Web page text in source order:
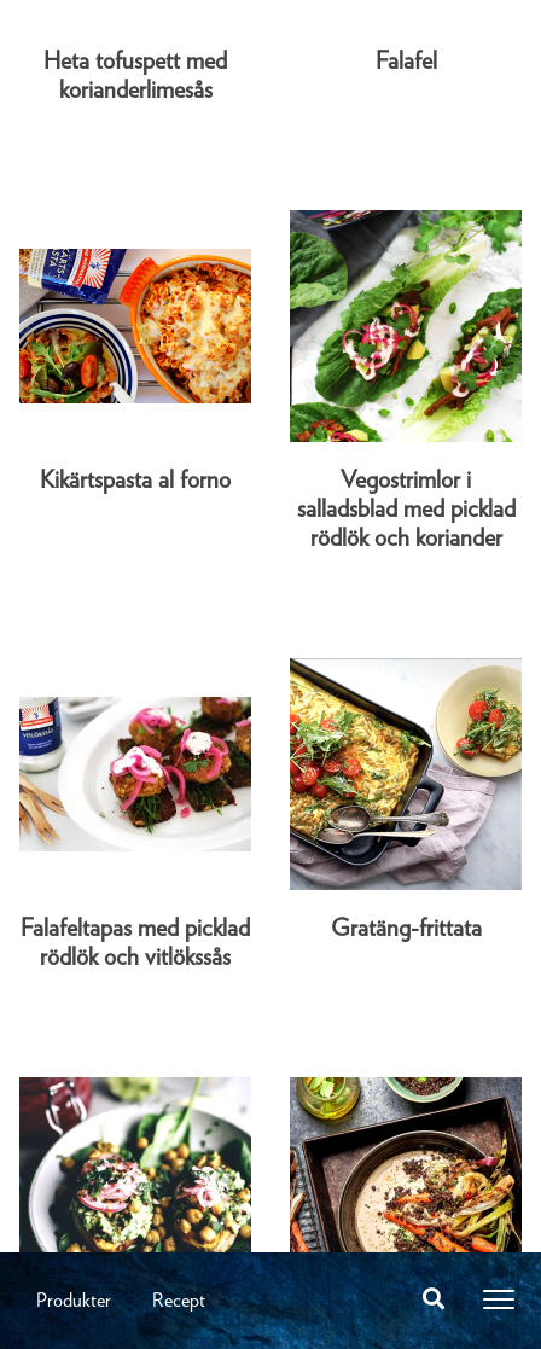
Produkter Recept
Heta tofuspett med
korianderlimesås
Falafel
Kikärtspasta al forno
Vegostrimlor i
salladsblad med picklad
rödlök och koriander
Falafeltapas med picklad
rödlök och vitlökssås
Gratäng-frittata